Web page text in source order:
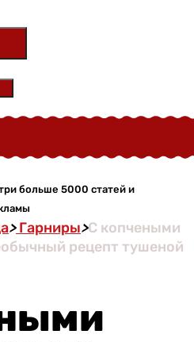
больше 5000 статей и
>Гарниры>С копчеными
рецепт тушеной